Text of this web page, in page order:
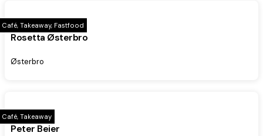
Café, Takeaway, Fastfood
Rosetta Østerbro
Østerbro
Café, Takeaway
Peter Beier